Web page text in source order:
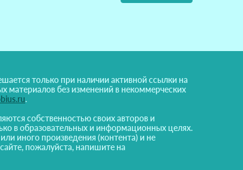
только при наличии активной ссылки на
материалов без изменений в некоммерческих
.
собственностью своих авторов и
в образовательных и информационных целях.
иного произведения (контента) и не
пожалуйста, напишите на